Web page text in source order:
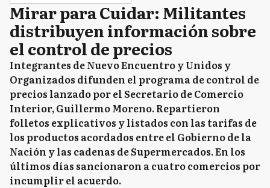
Mirar para Cuidar: Militantes
distribuyen información sobre
el control de precios
Integrantes de Nuevo Encuentro y Unidos y
Organizados difunden el programa de control de
precios lanzado por el Secretario de Comercio
Interior, Guillermo Moreno. Repartieron
folletos explicativos y listados con las tarifas de
los productos acordados entre el Gobierno de la
Nación y las cadenas de Supermercados. En los
últimos días sancionaron a cuatro comercios por
incumplir el acuerdo.